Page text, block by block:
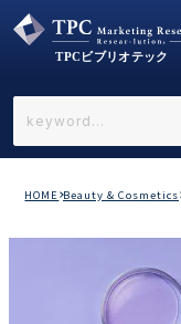
←戻る
HOME Beauty & Cosmetics